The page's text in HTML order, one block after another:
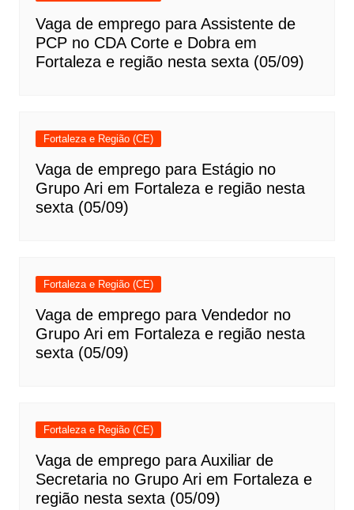
Vaga de emprego para Assistente de
PCP no CDA Corte e Dobra em
Fortaleza e região nesta sexta (05/09)
Fortaleza e Região (CE)
Vaga de emprego para Estágio no
Grupo Ari em Fortaleza e região nesta
sexta (05/09)
Fortaleza e Região (CE)
Vaga de emprego para Vendedor no
Grupo Ari em Fortaleza e região nesta
sexta (05/09)
Fortaleza e Região (CE)
Vaga de emprego para Auxiliar de
Secretaria no Grupo Ari em Fortaleza e
região nesta sexta (05/09)